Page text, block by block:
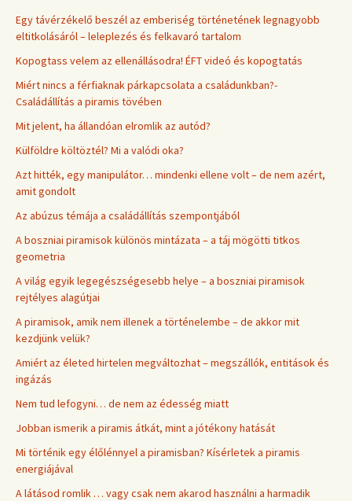
Egy távérzékelő beszél az emberiség történetének legnagyobb
eltitkolásáról – leleplezés és felkavaró tartalom
Kopogtass velem az ellenállásodra! ÉFT videó és kopogtatás
Miért nincs a férfiaknak párkapcsolata a családunkban?-
Családállítás a piramis tövében
Mit jelent, ha állandóan elromlik az autód?
Külföldre költöztél? Mi a valódi oka?
Azt hitték, egy manipulátor… mindenki ellene volt – de nem azért,
amit gondolt
Az abúzus témája a családállítás szempontjából
A boszniai piramisok különös mintázata – a táj mögötti titkos
geometria
A világ egyik legegészségesebb helye – a boszniai piramisok
rejtélyes alagútjai
A piramisok, amik nem illenek a történelembe – de akkor mit
kezdjünk velük?
Amiért az életed hirtelen megváltozhat – megszállók, entitások és
ingázás
Nem tud lefogyni… de nem az édesség miatt
Jobban ismerik a piramis átkát, mint a jótékony hatását
Mi történik egy élőlénnyel a piramisban? Kísérletek a piramis
energiájával
A látásod romlik … vagy csak nem akarod használni a harmadik